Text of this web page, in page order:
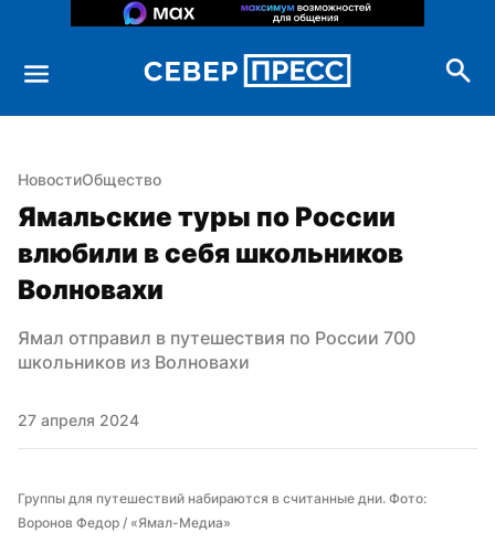
НовостиОбщество
Ямальские туры по России
влюбили в себя школьников
Волновахи
Ямал отправил в путешествия по России 700
школьников из Волновахи
27 апреля 2024
Группы для путешествий набираются в считанные дни. Фото:
Воронов Федор / «Ямал-Медиа»